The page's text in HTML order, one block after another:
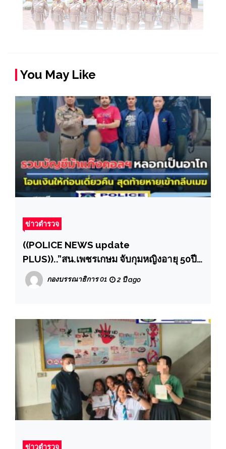
You May Like
ข่าวตำรวจ
((POLICE NEWS update
PLUS))..”สน.เพชรเกษม จับกุมหญิงอายุ 50ปี
ข้อหา “ร่วมกันฉ้อโกงโดยการแสดงตนเป็น
บุคคลอื่น”
กองบรรณาธิการ 01 2 ปี ago
ข่าวตำรวจ